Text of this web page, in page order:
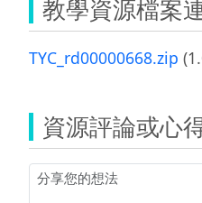
教學資源檔案
TYC_rd00000668.zip
資源評論或心